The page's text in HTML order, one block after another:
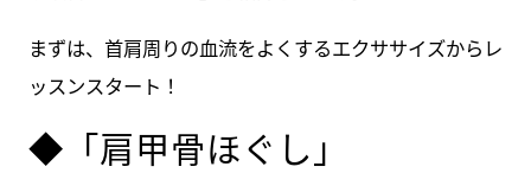
まずは、首肩周りの血流をよくするエクササイズからレ
ッスンスタート！
◆「肩甲骨ほぐし」